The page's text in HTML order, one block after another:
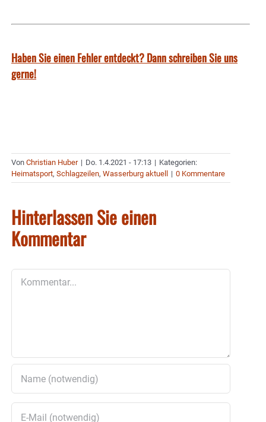
Haben Sie einen Fehler entdeckt? Dann schreiben Sie uns
gerne!
Von Christian Huber | Do. 1.4.2021 - 17:13 | Kategorien:
Heimatsport, Schlagzeilen, Wasserburg aktuell | 0 Kommentare
Hinterlassen Sie einen
Kommentar